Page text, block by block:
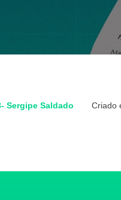
Sergipe Saldado Criado